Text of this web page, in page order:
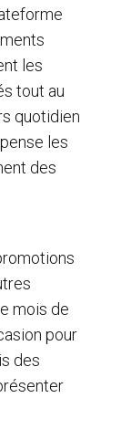
les
tout au
quotidien
les
des
mois de
pour
des